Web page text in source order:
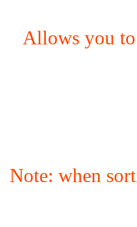
Allows you
Note: when